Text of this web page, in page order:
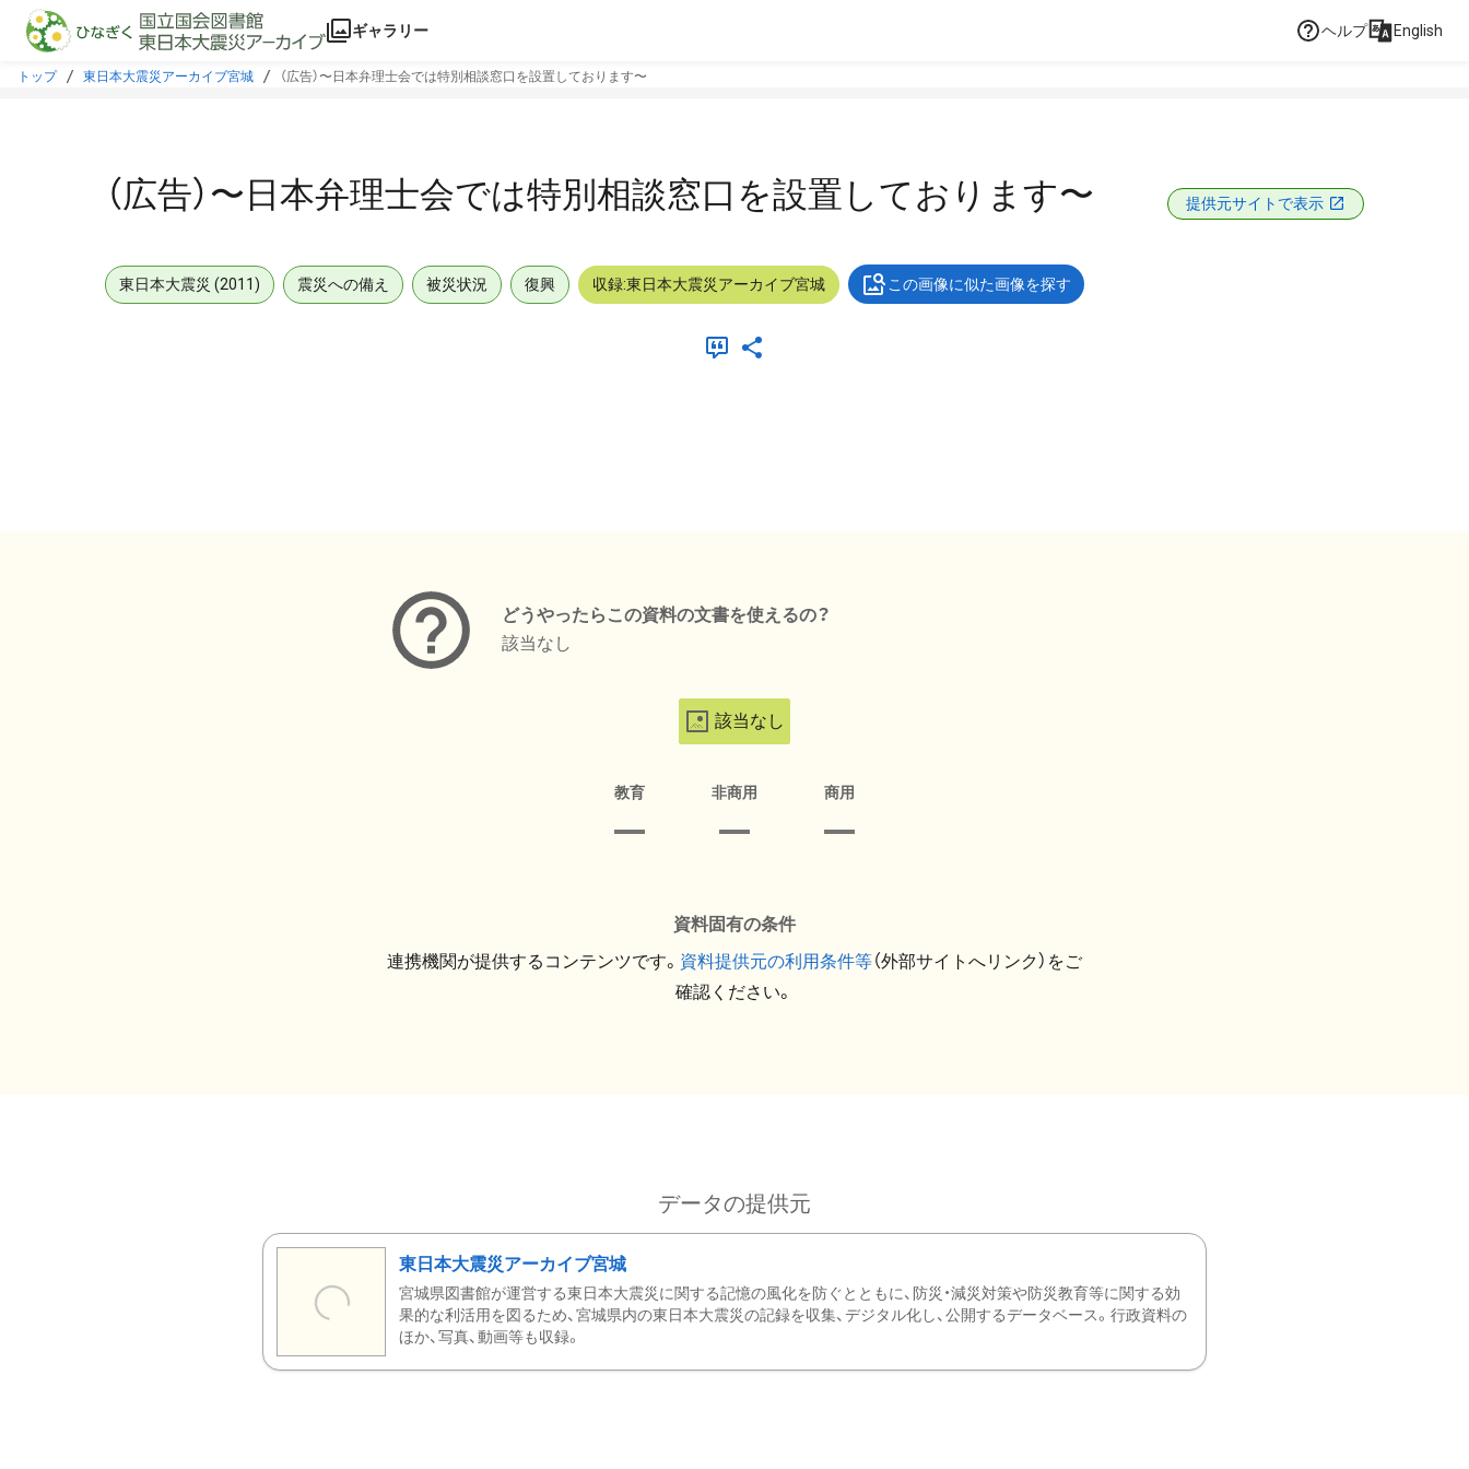
本文に飛ぶ
ギャラリー ヘルプ English
トップ 東日本大震災アーカイブ宮城 （広告）〜日本弁理士会では特別相談窓口を設置しております〜
（広告）〜日本弁理士会では特別相談窓口を設置しております〜 提供元サイトで表示
東日本大震災 (2011) 震災への備え 被災状況 復興 収録:東日本大震災アーカイブ宮城 この画像に似た画像を探す
どうやったらこの資料の文書を使えるの？
該当なし
該当なし
教育 非商用 商用
資料固有の条件
連携機関が提供するコンテンツです。 資料提供元の利用条件等（外部サイトへリンク）をご
確認ください。
データの提供元
東日本大震災アーカイブ宮城
宮城県図書館が運営する東日本大震災に関する記憶の風化を防ぐとともに、防災・減災対策や防災教育等に関する効
果的な利活用を図るため、宮城県内の東日本大震災の記録を収集、デジタル化し、公開するデータベース。行政資料の
ほか、写真、動画等も収録。